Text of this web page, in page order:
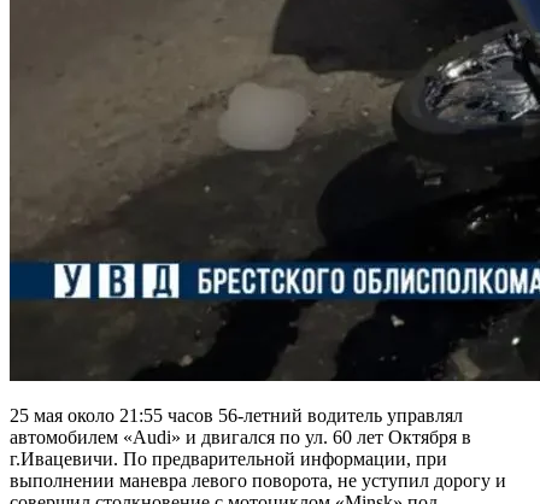
25 мая около 21:55 часов 56-летний водитель управлял
автомобилем «Audi» и двигался по ул. 60 лет Октября в
г.Ивацевичи. По предварительной информации, при
выполнении маневра левого поворота, не уступил дорогу и